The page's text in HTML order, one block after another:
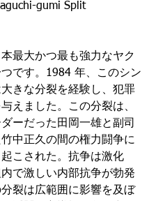
gumi Split
最大かつ最も強力なヤク
です。1984 年、このシン
きな分裂を経験し、犯罪
えました。この分裂は、
ーだった田岡一雄と副司
中正久の間の権力闘争に
こされた。抗争は激化
で激しい内部抗争が勃発
裂は広範囲に影響を及ぼ